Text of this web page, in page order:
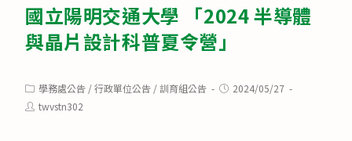
國立陽明交通大學 「2024 半導體
與晶片設計科普夏令營」
Post
category:
學務處公告 /行政單位公告 /訓育組公告
Post2024/05/27
Posttwvstn302